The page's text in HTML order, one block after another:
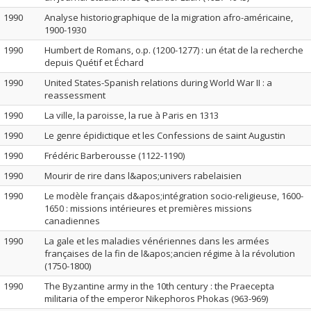
1990
Analyse historiographique de la migration afro-américaine,
1900-1930
1990
Humbert de Romans, o.p. (1200-1277) : un état de la recherche
depuis Quétif et Échard
1990
United States-Spanish relations during World War II : a
reassessment
1990
La ville, la paroisse, la rue à Paris en 1313
1990
Le genre épidictique et les Confessions de saint Augustin
1990
Frédéric Barberousse (1122-1190)
1990
Mourir de rire dans l&apos;univers rabelaisien
1990
Le modèle français d&apos;intégration socio-religieuse, 1600-
1650 : missions intérieures et premières missions
canadiennes
1990
La gale et les maladies vénériennes dans les armées
françaises de la fin de l&apos;ancien régime à la révolution
(1750-1800)
1990
The Byzantine army in the 10th century : the Praecepta
militaria of the emperor Nikephoros Phokas (963-969)